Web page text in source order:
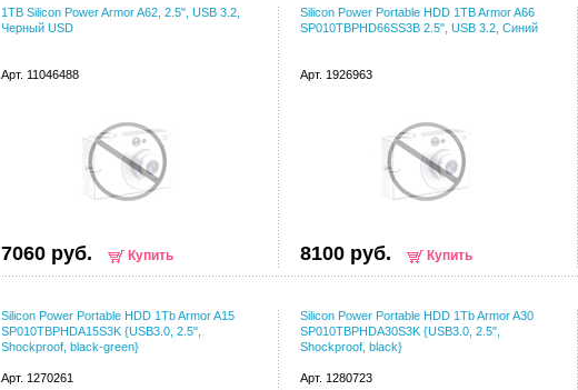
1TB Silicon Power Armor A62, 2.5", USB 3.2,
Черный USD
Арт. 11046488
7060 руб. Купить
Silicon Power Portable HDD 1TB Armor A66
SP010TBPHD66SS3B 2.5", USB 3.2, Синий
Арт. 1926963
8100 руб. Купить
Silicon Power Portable HDD 1Tb Armor A15
SP010TBPHDA15S3K {USB3.0, 2.5",
Shockproof, black-green}
Арт. 1270261
Silicon Power Portable HDD 1Tb Armor A30
SP010TBPHDA30S3K {USB3.0, 2.5",
Shockproof, black}
Арт. 1280723